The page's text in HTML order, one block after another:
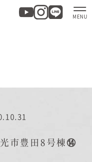
光市豊田8号棟⑭